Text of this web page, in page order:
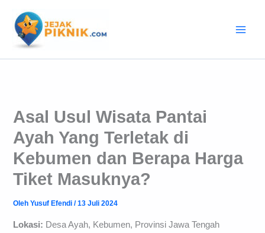
konten
Asal Usul Wisata Pantai
Ayah Yang Terletak di
Kebumen dan Berapa Harga
Tiket Masuknya?
OlehYusuf Efendi/13 Juli 2024
Lokasi: Desa Ayah, Kebumen, Provinsi Jawa Tengah